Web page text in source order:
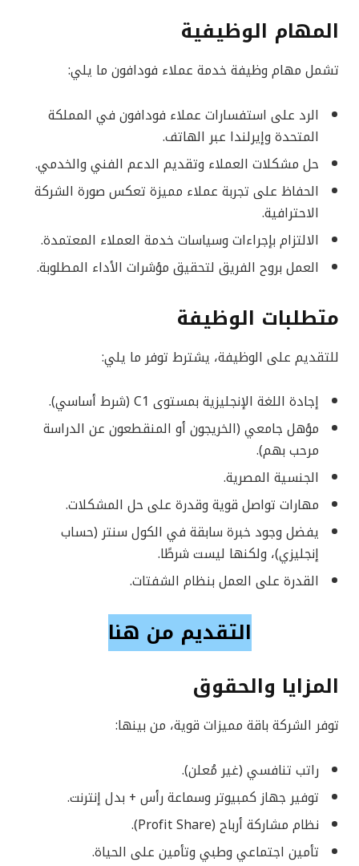
المهام الوظيفية
تشمل مهام وظيفة خدمة عملاء فودافون ما يلي:
الرد على استفسارات عملاء فودافون في المملكة
المتحدة وإيرلندا عبر الهاتف.
حل مشكلات العملاء وتقديم الدعم الفني والخدمي.
الحفاظ على تجربة عملاء مميزة تعكس صورة الشركة
الاحترافية.
الالتزام بإجراءات وسياسات خدمة العملاء المعتمدة.
العمل بروح الفريق لتحقيق مؤشرات الأداء المطلوبة.
متطلبات الوظيفة
للتقديم على الوظيفة، يشترط توفر ما يلي:
إجادة اللغة الإنجليزية بمستوى C1 (شرط أساسي).
مؤهل جامعي (الخريجون أو المنقطعون عن الدراسة
مرحب بهم).
الجنسية المصرية.
مهارات تواصل قوية وقدرة على حل المشكلات.
يفضل وجود خبرة سابقة في الكول سنتر (حساب
إنجليزي)، ولكنها ليست شرطًا.
القدرة على العمل بنظام الشفتات.
التقديم من هنا
المزايا والحقوق
توفر الشركة باقة مميزات قوية، من بينها:
راتب تنافسي (غير مُعلن).
توفير جهاز كمبيوتر وسماعة رأس + بدل إنترنت.
نظام مشاركة أرباح (Profit Share).
تأمين اجتماعي وطبي وتأمين على الحياة.